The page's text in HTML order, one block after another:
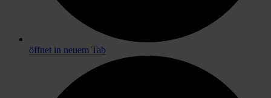
öffnet in neuem Tab